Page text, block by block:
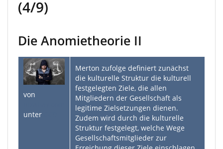
(4/9)
Die Anomietheorie II
von
unter
Merton zufolge definiert zunächst
die kulturelle Struktur die kulturell
festgelegten Ziele, die allen
Mitgliedern der Gesellschaft als
legitime Zielsetzungen dienen.
Zudem wird durch die kulturelle
Struktur festgelegt, welche Wege
Gesellschaftsmitglieder zur